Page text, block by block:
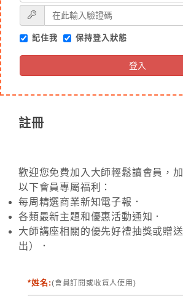
記住我 保持登入狀態
登入
註冊
歡迎您免費加入大師輕鬆讀會員，
以下會員專屬福利：
每周精選商業新知電子報．
各類最新主題和優惠活動通知．
大師講座相關的優先好禮抽獎或贈
出）．
*姓名:(會員訂閱或收貨人使用)